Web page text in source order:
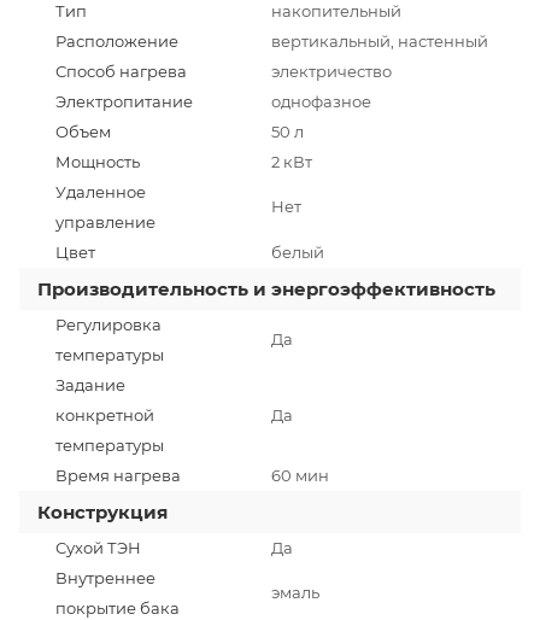
Тип
накопительный
Расположение
вертикальный, настенный
Способ нагрева
электричество
Электропитание
однофазное
Объем
50 л
Мощность
2 кВт
Удаленное
управление
Нет
Цвет белый
Производительность и энергоэффективность
Регулировка
температуры
Да
Задание
конкретной
температуры
Да
Время нагрева 60 мин
Конструкция
Сухой ТЭН
Да
Внутреннее
покрытие бака
эмаль